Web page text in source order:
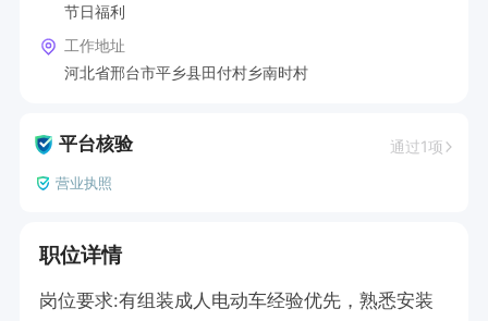
节日福利
工作地址
河北省邢台市平乡县田付村乡南时村
平台核验 通过1项
营业执照
职位详情
岗位要求:有组装成人电动车经验优先，熟悉安装